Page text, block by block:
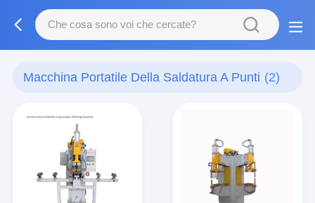
Macchina Portatile Della Saldatura A Punti (2)